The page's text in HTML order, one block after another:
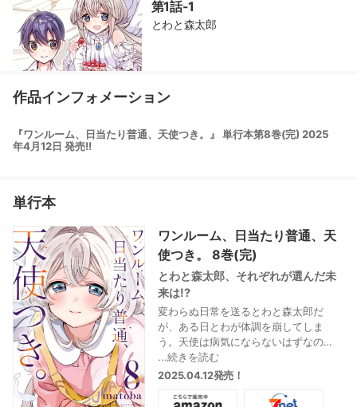
第1話-1
とわと森太郎
作品インフォメーション
『ワンルーム、日当たり普通、天使つき。』 単行本第8巻(完) 2025
年4月12日 発売!!
単行本
ワンルーム、日当たり普通、天
使つき。 8巻(完)
とわと森太郎、それぞれが選んだ未
来は!?
変わらぬ日常を送るとわと森太郎だ
が、ある日とわが体調を崩してしま
う。天使は病気にならないはずなの
に、羽根も出せなくなってしまった、
とわ。その事態を重く見た神様から、
天界に帰ってくるように言われ…。
二人の同居生活の結末は!? 天使と高校
...続きを読む
2025.04.12発売！